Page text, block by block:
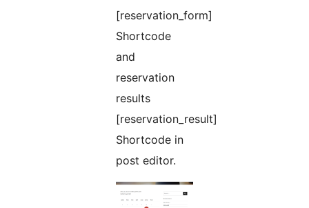
[reservation_form]
Shortcode
and
reservation
results
[reservation_result]
Shortcode in
post editor.